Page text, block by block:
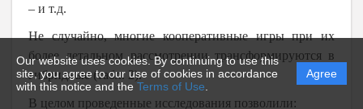
Our website uses cookies. By continuing to use this
site, you agree to our use of cookies in accordance
with this notice and the Terms of Use
Agree
– и т.д.
Не случайно, многие кооперативные игры при их
более детальном рассмотрении трансформируются в
гибридные (табл. 2).
В целом проведенные исследования позволили: